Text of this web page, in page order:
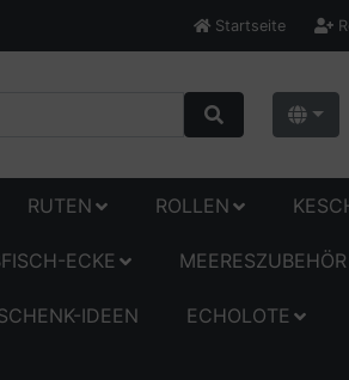
Startseite
RUTEN ROLLEN
ECKE MEERESZUBEHÖR
IDEEN ECHOLOTE